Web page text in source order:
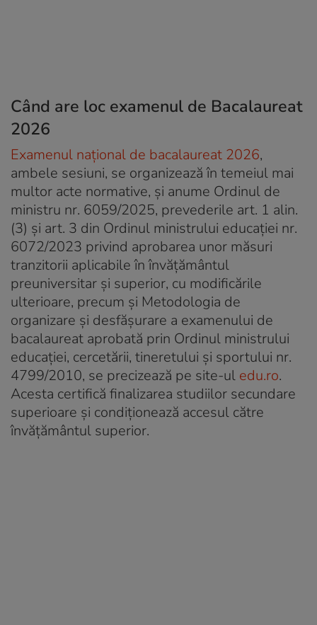
Când are loc examenul de Bacalaureat
2026
Examenul național de bacalaureat 2026,
ambele sesiuni, se organizează în temeiul mai
multor acte normative, și anume Ordinul de
ministru nr. 6059/2025, prevederile art. 1 alin.
(3) și art. 3 din Ordinul ministrului educației nr.
6072/2023 privind aprobarea unor măsuri
tranzitorii aplicabile în învățământul
preuniversitar și superior, cu modificările
ulterioare, precum și Metodologia de
organizare și desfășurare a examenului de
bacalaureat aprobată prin Ordinul ministrului
educației, cercetării, tineretului și sportului nr.
4799/2010, se precizează pe site-ul edu.ro.
Acesta certifică finalizarea studiilor secundare
superioare și condiționează accesul către
învățământul superior.